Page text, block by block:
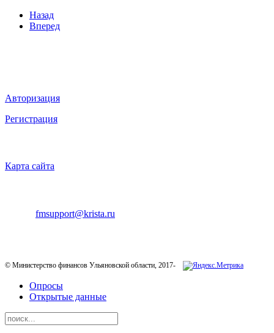
Назад
Вперед
Авторизация
Регистрация
Карта сайта
fmsupport@krista.ru
© Министерство финансов Ульяновской области, 2017-
Опросы
Открытые данные